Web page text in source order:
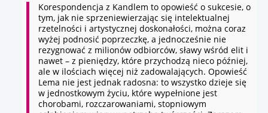
Korespondencja z Kandlem to opowieść o sukcesie, o
tym, jak nie sprzeniewierzając się intelektualnej
rzetelności i artystycznej doskonałości, można coraz
wyżej podnosić poprzeczkę, a jednocześnie nie
rezygnować z milionów odbiorców, sławy wśród elit i
nawet – z pieniędzy, które przychodzą nieco później,
ale w ilościach więcej niż zadowalających. Opowieść
Lema nie jest jednak radosna: to wszystko dzieje się
w jednostkowym życiu, które wypełnione jest
chorobami, rozczarowaniami, stopniowym